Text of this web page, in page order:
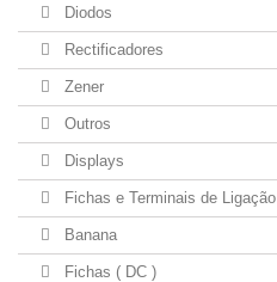
Diodos
Rectificadores
Zener
Outros
Displays
Fichas e Terminais de Ligação
Banana
Fichas ( DC )